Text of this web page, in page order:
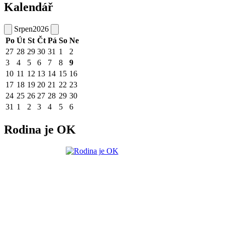
Kalendář
Srpen2026
Po Út St Čt Pá So Ne
27 28 29 30 31 1
2
3
4 5 6 7 8
9
10 11 12 13 14 15 16
17 18 19 20 21 22 23
24 25 26 27 28 29 30
31 1 2 3 4 5 6
Rodina je OK